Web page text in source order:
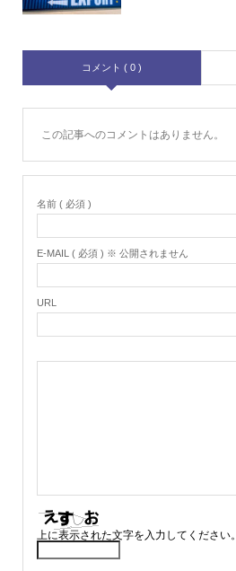
コメント ( 0 )
この記事へのコメントはありません。
名前 ( 必須 )
E-MAIL ( 必須 ) ※ 公開されません
URL
上に表示された文字を入力してください。